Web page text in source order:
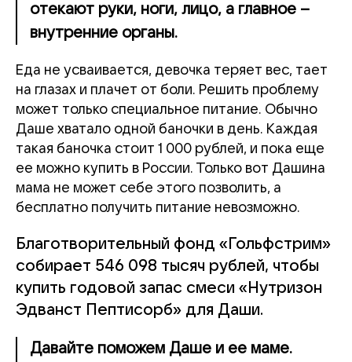
отекают руки, ноги, лицо, а главное –
внутренние органы.
Еда не усваивается, девочка теряет вес, тает
на глазах и плачет от боли. Решить проблему
может только специальное питание. Обычно
Даше хватало одной баночки в день. Каждая
такая баночка стоит 1 000 рублей, и пока еще
ее можно купить в России. Только вот Дашина
мама не может себе этого позволить, а
бесплатно получить питание невозможно.
Благотворительный фонд «Гольфстрим»
собирает 546 098 тысяч рублей, чтобы
купить годовой запас смеси «Нутризон
Эдванст Пептисорб» для Даши.
Давайте поможем Даше и ее маме.